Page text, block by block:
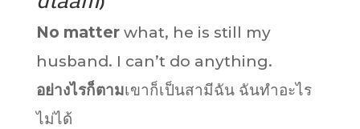
No matterwhat, he is still my
husband. I can’t do anything.
อย่างไรก็ตามเขาก็เป็นสามีฉัน ฉันทำอะไร
ไม่ได้